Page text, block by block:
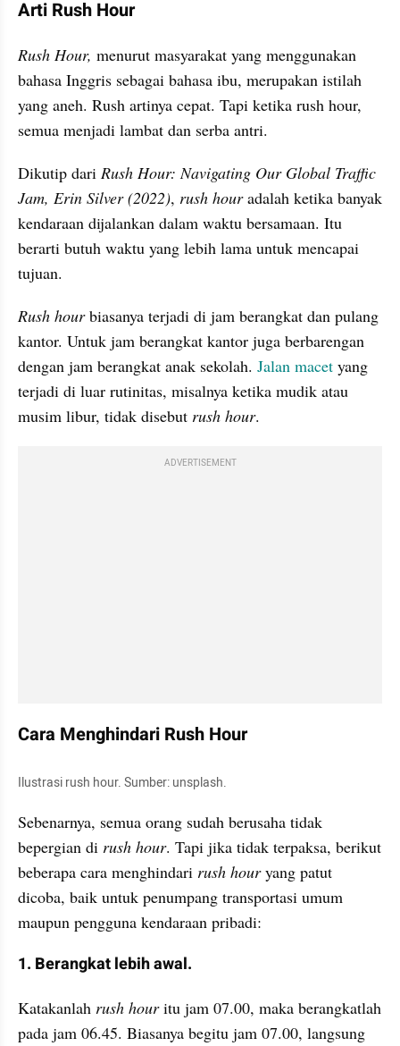
Arti Rush Hour
Rush Hour, menurut masyarakat yang menggunakan
bahasa Inggris sebagai bahasa ibu, merupakan istilah
yang aneh. Rush artinya cepat. Tapi ketika rush hour,
semua menjadi lambat dan serba antri.
Dikutip dari Rush Hour: Navigating Our Global Traffic
Jam, Erin Silver (2022), rush hour adalah ketika banyak
kendaraan dijalankan dalam waktu bersamaan. Itu
berarti butuh waktu yang lebih lama untuk mencapai
tujuan.
Rush hour biasanya terjadi di jam berangkat dan pulang
kantor. Untuk jam berangkat kantor juga berbarengan
dengan jam berangkat anak sekolah. Jalan macet yang
terjadi di luar rutinitas, misalnya ketika mudik atau
musim libur, tidak disebut rush hour.
ADVERTISEMENT
Cara Menghindari Rush Hour
Ilustrasi rush hour. Sumber: unsplash.
Sebenarnya, semua orang sudah berusaha tidak
bepergian di rush hour. Tapi jika tidak terpaksa, berikut
beberapa cara menghindari rush hour yang patut
dicoba, baik untuk penumpang transportasi umum
maupun pengguna kendaraan pribadi:
1. Berangkat lebih awal.
Katakanlah rush hour itu jam 07.00, maka berangkatlah
pada jam 06.45. Biasanya begitu jam 07.00, langsung